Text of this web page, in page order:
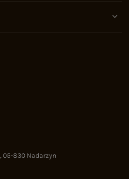
,05-830 Nadarzyn